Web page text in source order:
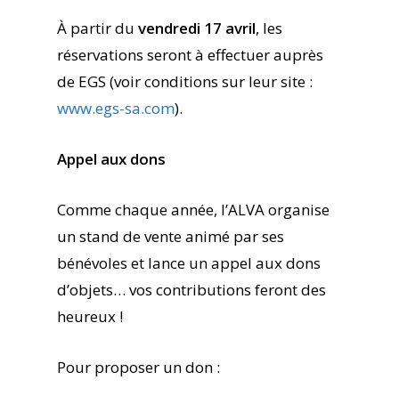
À partir duvendredi 17 avril, les
réservations seront à effectuer auprès
de EGS (voir conditions sur leur site :
www.egs-sa.com).
Appel aux dons
Comme chaque année, l’ALVA organise
un stand de vente animé par ses
bénévoles et lance un appel aux dons
d’objets… vos contributions feront des
heureux !
Pour proposer un don :